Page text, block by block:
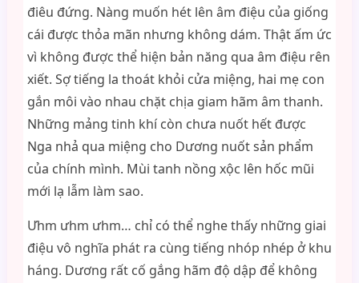
điêu đứng. Nàng muốn hét lên âm điệu của giống
cái được thỏa mãn nhưng không dám. Thật ấm ức
vì không được thể hiện bản năng qua âm điệu rên
xiết. Sợ tiếng la thoát khỏi cửa miệng, hai mẹ con
gắn môi vào nhau chặt chịa giam hãm âm thanh.
Những mảng tinh khí còn chưa nuốt hết được
Nga nhả qua miệng cho Dương nuốt sản phẩm
của chính mình. Mùi tanh nồng xộc lên hốc mũi
mới lạ lẫm làm sao.
Ưhm ưhm ưhm… chỉ có thể nghe thấy những giai
điệu vô nghĩa phát ra cùng tiếng nhóp nhép ở khu
háng. Dương rất cố gắng hãm độ dập để không